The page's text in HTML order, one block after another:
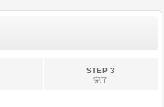
STEP 3
完了